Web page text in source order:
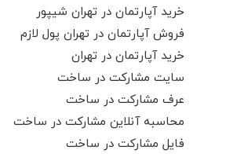
خرید آپارتمان در تهران شیپور
فروش آپارتمان در تهران پول لازم
خرید آپارتمان در تهران
سایت مشارکت در ساخت
عرف مشارکت در ساخت
محاسبه آنلاین مشارکت در ساخت
فایل مشارکت در ساخت